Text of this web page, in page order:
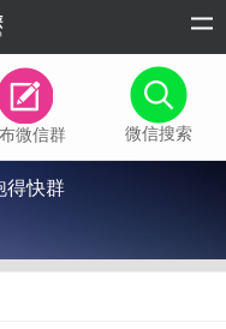
微信群 微信搜索
得快群